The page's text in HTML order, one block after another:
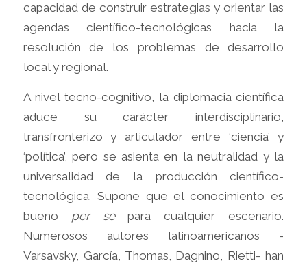
capacidad de construir estrategias y orientar las
agendas científico-tecnológicas hacia la
resolución de los problemas de desarrollo
local y regional.
A nivel tecno-cognitivo, la diplomacia científica
aduce su carácter interdisciplinario,
transfronterizo y articulador entre ‘ciencia’ y
‘política’, pero se asienta en la neutralidad y la
universalidad de la producción científico-
tecnológica. Supone que el conocimiento es
bueno per separa cualquier escenario.
Numerosos autores latinoamericanos -
Varsavsky, García, Thomas, Dagnino, Rietti- han